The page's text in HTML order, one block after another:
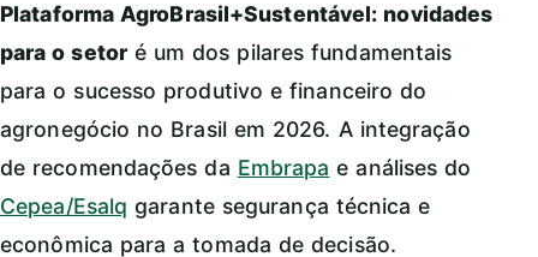
Plataforma AgroBrasil+Sustentável: novidades
para o setoré um dos pilares fundamentais
para o sucesso produtivo e financeiro do
agronegócio no Brasil em 2026. A integração
de recomendações da Embrapa e análises do
Cepea/Esalq garante segurança técnica e
econômica para a tomada de decisão.